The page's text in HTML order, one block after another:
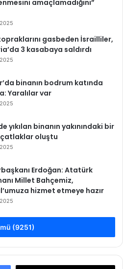
amaçlamadığını”
gasbeden İsrailliler,
3 kasabaya saldırdı
binanın bodrum katında
Yaralılar var
yıkılan binanın yakınındaki bir
oluştu
Erdoğan: Atatürk
Millet Bahçemiz,
hizmet etmeye hazır
(9251)